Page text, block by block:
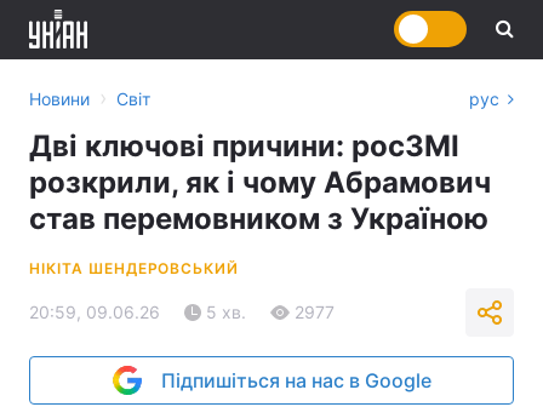
Новини › Світ рус
Дві ключові причини: росЗМІ
розкрили, як і чому Абрамович
став перемовником з Україною
НІКІТА ШЕНДЕРОВСЬКИЙ
20:59, 09.06.26 5 хв. 2977
Підпишіться на нас в Google